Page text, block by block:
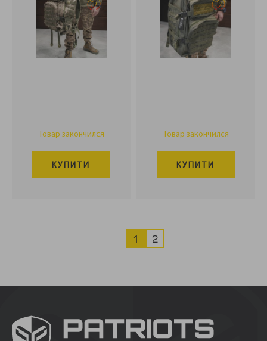
Товар закончился
КУПИТИ
Товар закончился
КУПИТИ
1 2